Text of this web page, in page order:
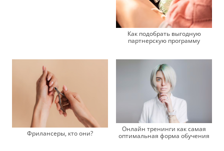
Как подобрать выгодную
партнерскую программу
Фрилансеры, кто они?
Онлайн тренинги как самая
оптимальная форма обучения